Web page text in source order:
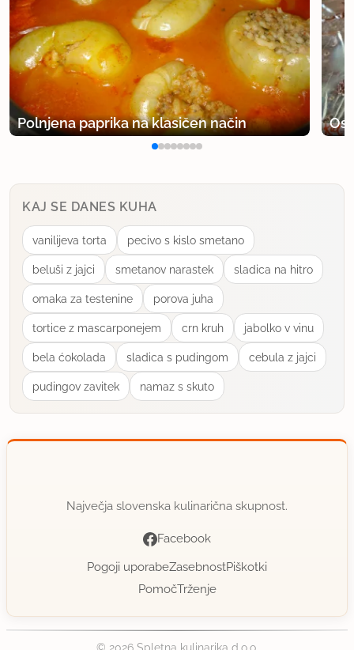
Polnjena paprika na klasičen način
KAJ SE DANES KUHA
vanilijeva torta pecivo s kislo smetano
beluši z jajci smetanov narastek sladica na hitro
omaka za testenine porova juha
tortice z mascarponejem crn kruh jabolko v vinu
bela ćokolada sladica s pudingom cebula z jajci
pudingov zavitek namaz s skuto
Največja slovenska kulinarična skupnost.
Facebook
Pogoji uporabeZasebnostPiškotki
PomočTrženje
© 2026 Spletna kulinarika d.o.o.